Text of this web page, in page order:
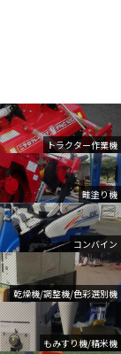
トラクター作業機
畦塗り機
コンバイン
乾燥機/調整機/色彩選別機
もみすり機/精米機